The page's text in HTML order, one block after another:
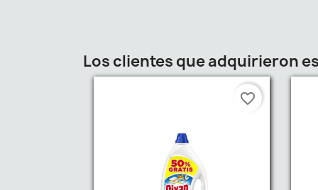
Los clientes que adquirieron
favorite_border